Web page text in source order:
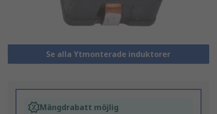
Se alla Ytmonterade induktorer
Mängdrabatt möjlig